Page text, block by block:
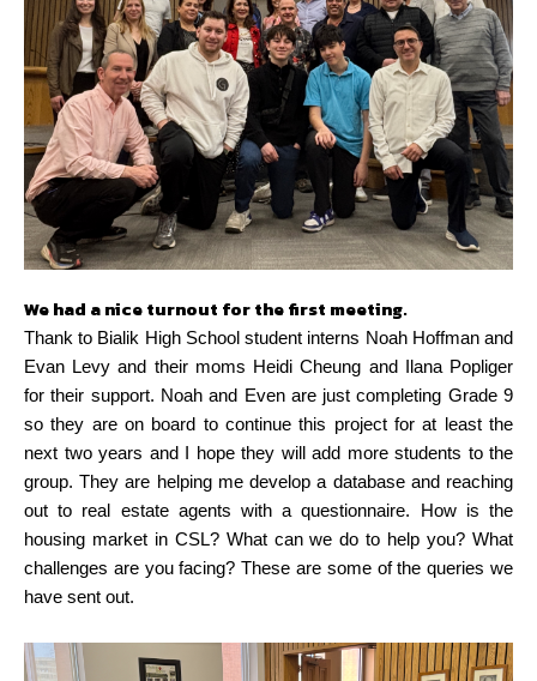
We had a nice turnout for the first meeting.
Thank to Bialik High School student interns Noah Hoffman and
Evan Levy and their moms Heidi Cheung and Ilana Popliger
for their support. Noah and Even are just completing Grade 9
so they are on board to continue this project for at least the
next two years and I hope they will add more students to the
group. They are helping me develop a database and reaching
out to real estate agents with a questionnaire. How is the
housing market in CSL? What can we do to help you? What
challenges are you facing? These are some of the queries we
have sent out.